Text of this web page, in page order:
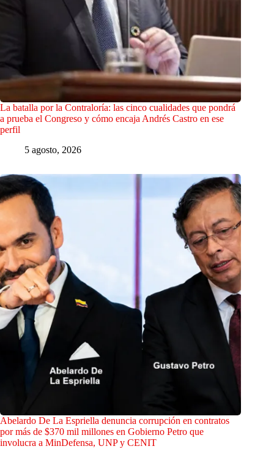
La batalla por la Contraloría: las cinco cualidades que pondrá
a prueba el Congreso y cómo encaja Andrés Castro en ese
perfil
5 agosto, 2026
Abelardo De La Espriella denuncia corrupción en contratos
por más de $370 mil millones en Gobierno Petro que
involucra a MinDefensa, UNP y CENIT